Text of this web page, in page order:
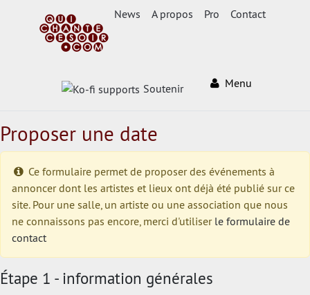
News A propos Pro Contact
Soutenir Menu
Proposer une date
Ce formulaire permet de proposer des événements à
annoncer dont les artistes et lieux ont déjà été publié sur ce
site. Pour une salle, un artiste ou une association que nous
ne connaissons pas encore, merci d'utiliser le formulaire de
contact
Étape 1 - information générales